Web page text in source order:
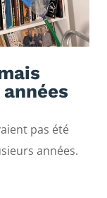
pas été
années.